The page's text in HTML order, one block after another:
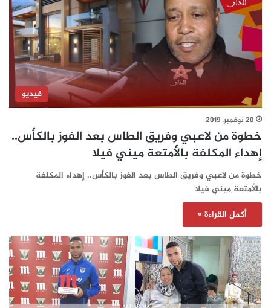
فيديو
20 نوفمبر، 2019
خطوة من لاعبي وفريق الطاس بعد الفوز بالكأس..
إهداء المكلفة بالأمتعة ميني فيلا
خطوة من لاعبي وفريق الطاس بعد الفوز بالكأس.. إهداء المكلفة
بالأمتعة ميني فيلا
أكمل القراءة »